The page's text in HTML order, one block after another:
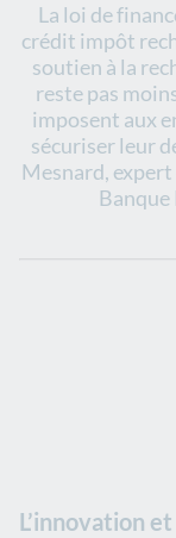
La loi de
crédit impôt
soutien à la
reste pas
imposent aux
sécuriser leur
Mesnard, expert
L’innovation